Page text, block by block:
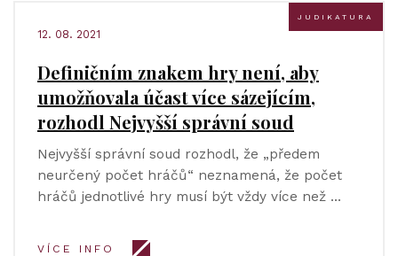
JUDIKATURA
12. 08. 2021
Definičním znakem hry není, aby
umožňovala účast více sázejícím,
rozhodl Nejvyšší správní soud
Nejvyšší správní soud rozhodl, že „předem
neurčený počet hráčů“ neznamená, že počet
hráčů jednotlivé hry musí být vždy více než …
VÍCE INFO